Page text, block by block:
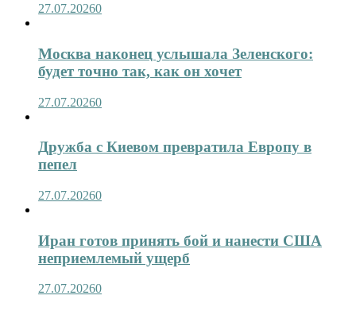
27.07.20260
Москва наконец услышала Зеленского:
будет точно так, как он хочет
27.07.20260
Дружба с Киевом превратила Европу в
пепел
27.07.20260
Иран готов принять бой и нанести США
неприемлемый ущерб
27.07.20260